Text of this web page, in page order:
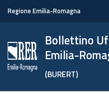
Regione Emilia-Romagna
Bollettino
Emilia-
(BURERT)